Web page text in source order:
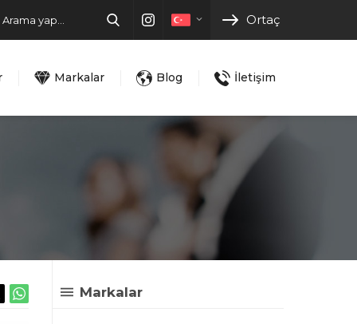
Ortaç
Markalar Blog İletişim
Markalar